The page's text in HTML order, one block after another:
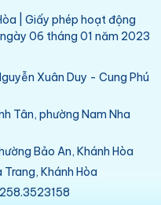
| Giấy phép hoạt động
06 tháng 01 năm 2023
Xuân Duy - Cung Phú
Tân, phường Nam Nha
Bảo An, Khánh Hòa
Khánh Hòa